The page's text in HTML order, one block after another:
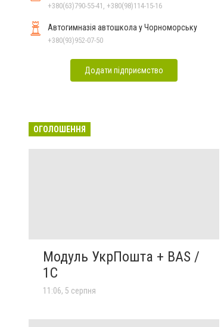
+380(63)790-55-41, +380(98)114-15-16
Автогимназія автошкола у Чорноморську
+380(93)952-07-50
Додати підприємство
ОГОЛОШЕННЯ
Модуль УкрПошта + BAS /
1C
11:06, 5 серпня